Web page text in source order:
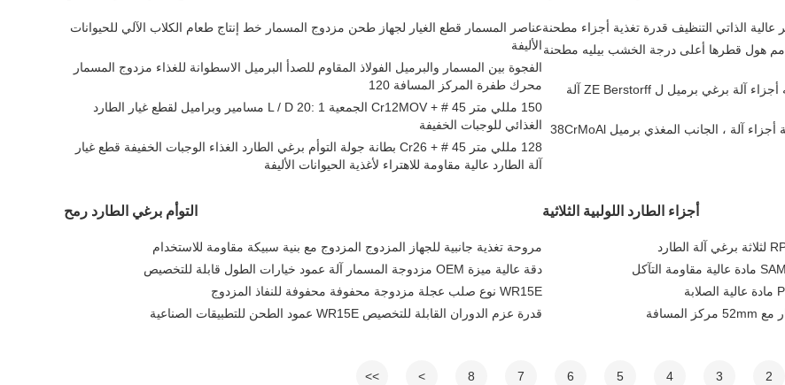
ارتفاع ارتداء مسامير بيليه مطحنة وبراميل 63 مم هول قطرها أعلى درجة الخشب بيليه مطحنة
بثق البلاستيك 80 مللي متر المشبك اتصال بيليه أجزاء آلة برغي برميل ل ZE Berstorff آلة
PE مجمع الطارد 50 مم عالية تلميع بيليه مطحنة أجزاء آلة ، الجانب المغذي برميل 38CrMoAl
عناصر المسمار قطع الغيار لجهاز طحن مزدوج المسمار خط إنتاج طعام الكلاب الآلي للحيوانات
الأليفة
الفجوة بين المسمار والبرميل الفولاذ المقاوم للصدأ البرميل الاسطوانة للغذاء مزدوج المسمار
محرك طفرة المركز المسافة 120
150 مللي متر 45 # + Cr12MOV الجمعية L / D 20: 1 مسامير وبراميل لقطع غيار الطارد
الغذائي للوجبات الخفيفة
128 مللي متر 45 # + Cr26 بطانة جولة التوأم برغي الطارد الغذاء الوجبات الخفيفة قطع غيار
آلة الطارد عالية مقاومة للاهتراء لأغذية الحيوانات الأليفة
أجزاء الطارد اللولبية الثلاثية التوأم برغي الطارد رمح
مروحة تغذية جانبية للجهاز المزدوج المزدوج مع بنية سبيكة مقاومة للاستخدام
دقة عالية ميزة OEM مزدوجة المسمار آلة عمود خيارات الطول قابلة للتخصيص
WR15E نوع صلب عجلة مزدوجة محفوفة محفوفة للنفاذ المزدوج
قدرة عزم الدوران القابلة للتخصيص WR15E عمود الطحن للتطبيقات الصناعية
2
3
4
5
6
7
8
>
>>